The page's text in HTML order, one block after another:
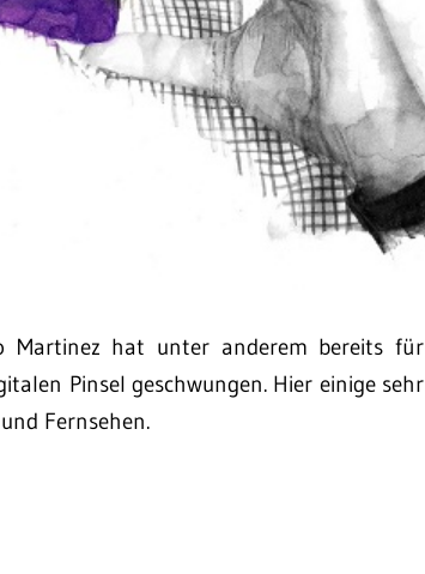
Martinez hat unter anderem bereits für
Pinsel geschwungen. Hier einige sehr
Fernsehen.